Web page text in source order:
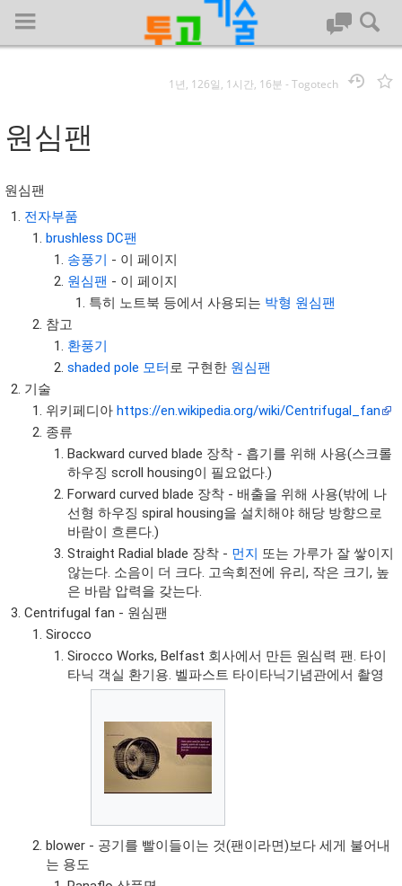
대문
회사명 :
투고기술
| 대표 : 김명기 | 사업자번호 : 142-08-78939
전화 : 031-8065-5299 | 주소 : (16954)) 경기도 용인시 기흥구 흥덕1
로 13, B동(complex동) 1213호(영덕동,흥덕IT밸리)
COPYRIGHT (C) 투고기술 ALL RIGHTS RESEVED
투고기술 위키 저작권
1년, 126일, 1시간, 16분 -Togotech
원심팬
원심팬
전자부품
brushless DC팬
송풍기 - 이 페이지
원심팬 - 이 페이지
특히 노트북 등에서 사용되는 박형 원심팬
참고
환풍기
shaded pole 모터 로 구현한 원심팬
기술
위키페디아https://en.wikipedia.org/wiki/Centrifugal_fan
종류
Backward curved blade 장착 - 흡기를 위해 사용(스크롤
하우징 scroll housing이 필요없다.)
Forward curved blade 장착 - 배출을 위해 사용(밖에 나
선형 하우징 spiral housing을 설치해야 해당 방향으로
바람이 흐른다.)
Straight Radial blade 장착 - 먼지 또는 가루가 잘 쌓이지
않는다. 소음이 더 크다. 고속회전에 유리, 작은 크기, 높
은 바람 압력을 갖는다.
Centrifugal fan - 원심팬
Sirocco
Sirocco Works, Belfast 회사에서 만든 원심력 팬. 타이
타닉 객실 환기용. 벨파스트 타이타닉기념관에서 촬영
blower - 공기를 빨이들이는 것(팬이라면)보다 세게 불어내
는 용도